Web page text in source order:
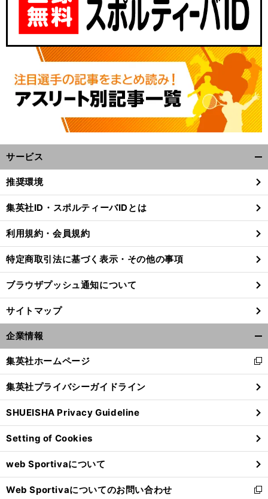
サービス
閉
る
推奨環境
集英社ID・スポルティーバIDとは
利用規約・会員規約
特定商取引法に基づく表示・その他の事項
ブラウザプッシュ通知について
サイトマップ
企業情報
閉
る
集英社ホームページ
新
し
い
ウ
ィ
ン
ド
ウ
で
開
く
集英社プライバシーガイドライン
SHUEISHA Privacy Guideline
Setting of Cookies
web Sportivaについて
Web Sportivaについてのお問い合わせ
新